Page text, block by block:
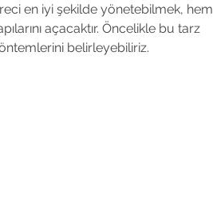
en iyi şekilde yönetebilmek, hem
açacaktır. Öncelikle bu tarz
belirleyebiliriz.